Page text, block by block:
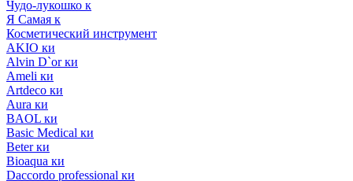
Чудо-лукошко к
Я Самая к
Косметический инструмент
AKIO ки
Alvin D`or ки
Ameli ки
Artdeco ки
Aura ки
BAOL ки
Basic Medical ки
Beter ки
Bioaqua ки
Daccordo professional ки